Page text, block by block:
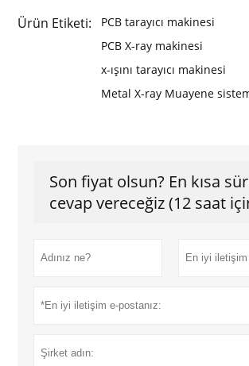
Ürün Etiketi:
PCB tarayıcı makinesi
PCB X-ray makinesi
x-ışını tarayıcı makinesi
Metal X-ray Muayene
Son fiyat olsun? En kısa
cevap vereceğiz (12 saat